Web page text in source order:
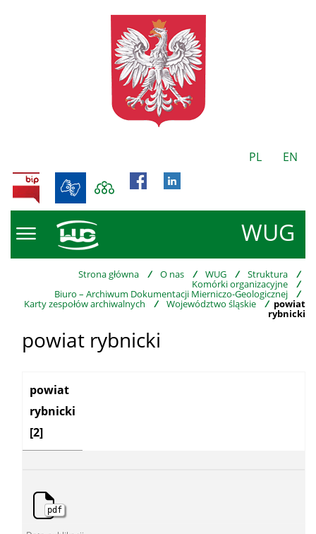
PL EN
WUG
BIP
Strona główna / O nas / WUG / Struktura /
Komórki organizacyjne /
Biuro – Archiwum Dokumentacji Mierniczo-Geologicznej /
Karty zespołów archiwalnych / Województwo śląskie / powiat
rybnicki
powiat rybnicki
Kategoria:
powiat
rybnicki
[2]
pdf